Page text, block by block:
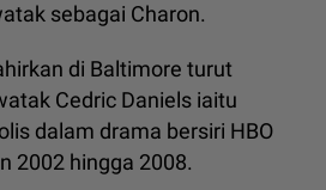
sebagai Charon.
di Baltimore turut
Cedric Daniels iaitu
dalam drama bersiri HBO
2002 hingga 2008.